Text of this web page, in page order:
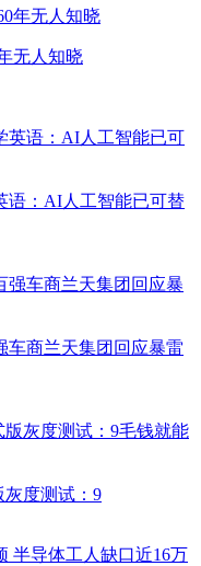
无人知晓
语：AI人工智能已可替
车商兰天集团回应暴雷
灰度测试：9